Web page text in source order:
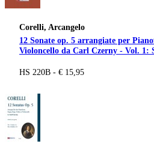
Corelli, Arcangelo
12 Sonate op. 5 arrangiate per
Violoncello da Carl Czerny - Vol. 1:
HS 220B - € 15,95